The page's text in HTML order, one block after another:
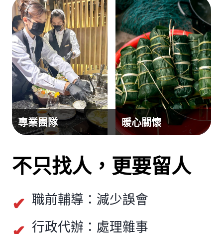
專業團隊 暖心關懷
不只找人，更要留人
職前輔導：減少誤會
行政代辦：處理雜事